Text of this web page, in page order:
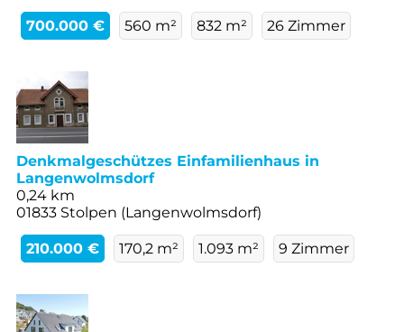
700.000 € 560 m² 832 m² 26 Zimmer
Denkmalgeschützes Einfamilienhaus in
Langenwolmsdorf
0,24 km
01833 Stolpen (Langenwolmsdorf)
210.000 € 170,2 m² 1.093 m² 9 Zimmer